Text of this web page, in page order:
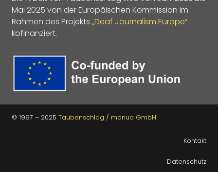
Mai 2025 von der Europäischen Kommission im
Rahmen des Projekts „Deaf Journalism Europe“
kofinanziert.
© 1997 – 2025 Taubenschlag / manua GmbH
Kontakt
Datenschutz